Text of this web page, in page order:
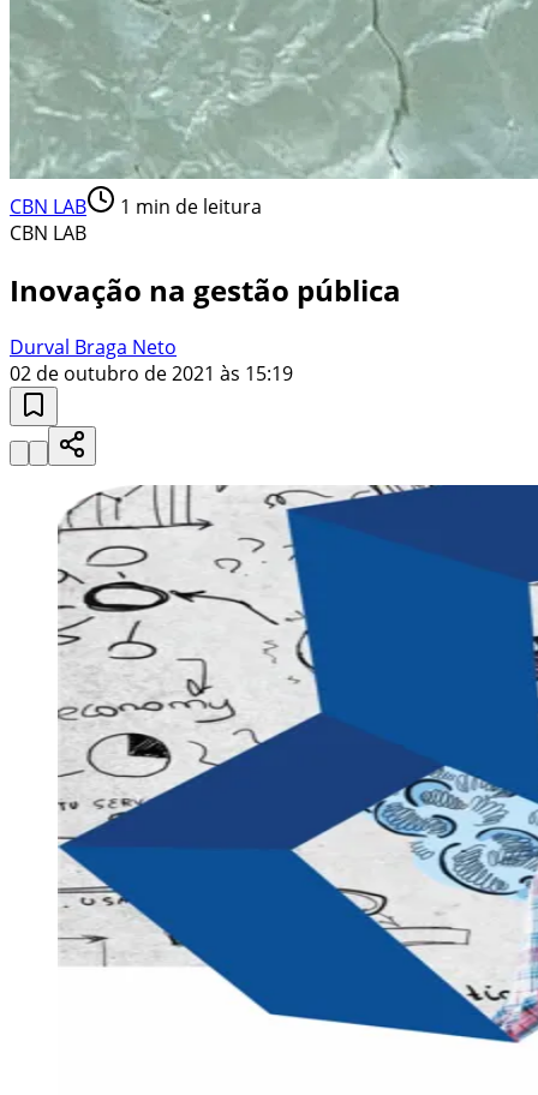
CBN LAB 1 min de leitura
CBN LAB
Inovação na gestão pública
Durval Braga Neto
02 de outubro de 2021 às 15:19